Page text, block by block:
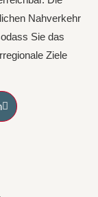
Nahverkehr
Sie das
Ziele